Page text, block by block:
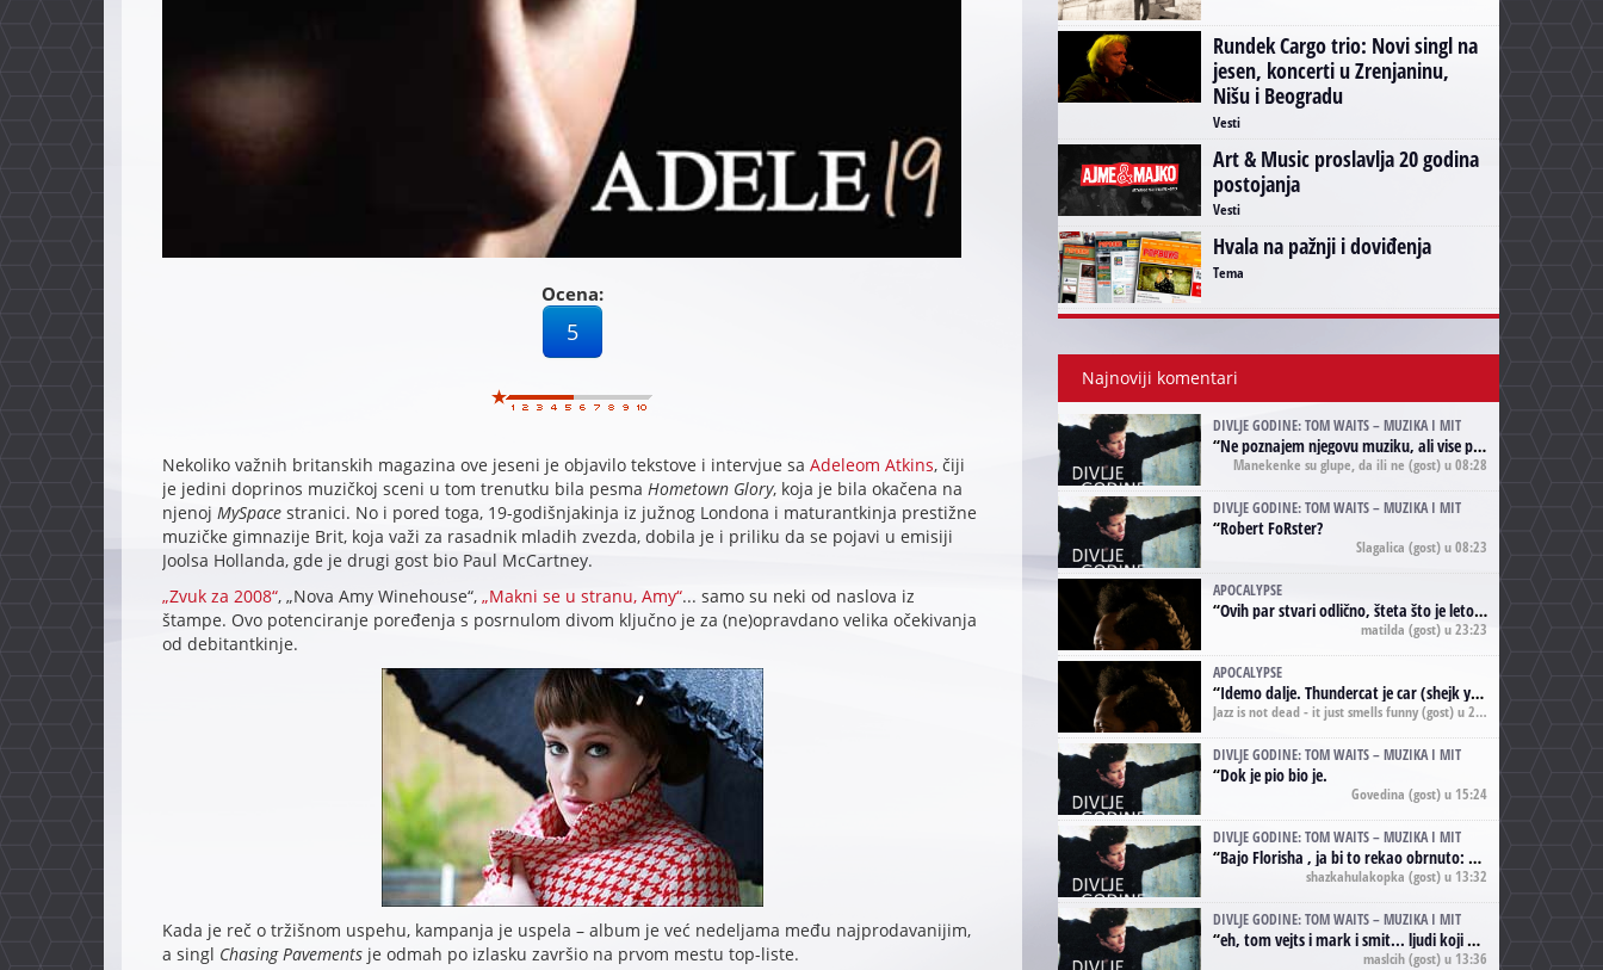
Ocena:
5
Nekoliko važnih britanskih magazina ove jeseni je objavilo tekstove i intervjue sa Adeleom Atkins, čiji
je jedini doprinos muzičkoj sceni u tom trenutku bila pesma Hometown Glory, koja je bila okačena na
njenoj MySpace stranici. No i pored toga, 19-godišnjakinja iz južnog Londona i maturantkinja prestižne
muzičke gimnazije Brit, koja važi za rasadnik mladih zvezda, dobila je i priliku da se pojavi u emisiji
Joolsa Hollanda, gde je drugi gost bio Paul McCartney.
„Zvuk za 2008“, „Nova Amy Winehouse“, „Makni se u stranu, Amy“... samo su neki od naslova iz
štampe. Ovo potenciranje poređenja s posrnulom divom ključno je za (ne)opravdano velika očekivanja
od debitantkinje.
Kada je reč o tržišnom uspehu, kampanja je uspela – album je već nedeljama među najprodavanijim,
a singl Chasing Pavementsje odmah po izlasku završio na prvom mestu top-liste.
Rundek Cargo trio: Novi singl na
jesen, koncerti u Zrenjaninu,
Nišu i Beogradu
Vesti
Art & Music proslavlja 20 godina
postojanja
Vesti
Hvala na pažnji i doviđenja
Tema
Najnoviji komentari
DIVLJE GODINE: TOM WAITS – MUZIKA I MIT
“Ne poznajem njegovu muziku, ali vise puta nego sto sam to zazeleo gledao sam njegove umjetnicke slike na raznim stranama interneta. Te stoga zakljucujem da je Tom Waits Lady Gaga muzike namrstenih, ma
Manekenke su glupe, da ili ne (gost) u 08:28
DIVLJE GODINE: TOM WAITS – MUZIKA I MIT
“Robert FoRster?
Slagalica (gost) u 08:23
APOCALYPSE
“Ovih par stvari odlično, šteta što je leto pri kraju, a kaput koji te vervoatno podseća na pirotski ćilim je iz tradicije Navaho indijanaca ;)
matilda (gost) u 23:23
APOCALYPSE
“Idemo dalje. Thundercat je car (shejk yerbuti )!
Jazz is not dead - it just smells funny(gost) u 20:11
DIVLJE GODINE: TOM WAITS – MUZIKA I MIT
“Dok je pio bio je.
Govedina (gost) u 15:24
DIVLJE GODINE: TOM WAITS – MUZIKA I MIT
“Bajo Florisha , ja bi to rekao obrnuto: Beefheart je za Waitsa, isto sto i Hendrix za Lenny Kravitza
shazkahulakopka (gost) u 13:32
DIVLJE GODINE: TOM WAITS – MUZIKA I MIT
“eh, tom vejts i mark i smit... ljudi koji bi muzici više doprineli da su radili kao vozači tramvaja u gsp-u.
maslcih(gost) u 13:36